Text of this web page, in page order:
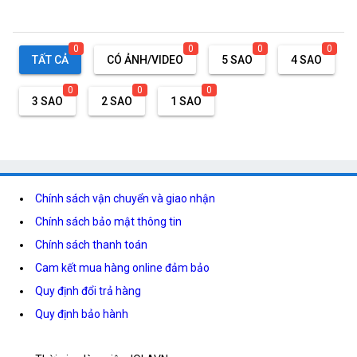
TẤT CẢ
0
CÓ ẢNH/VIDEO
0
5 SAO
0
4 SAO
0
3 SAO
0
2 SAO
0
1 SAO
0
Chính sách vận chuyển và giao nhận
Chính sách bảo mật thông tin
Chính sách thanh toán
Cam kết mua hàng online đảm bảo
Quy định đổi trả hàng
Quy định bảo hành